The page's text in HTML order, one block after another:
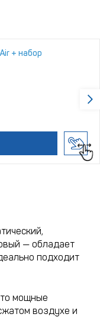
+ набор
— обладает
подходит
мощные
воздухе и